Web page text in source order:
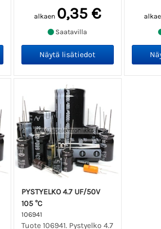
alkaen 0,35 €
Saatavilla
PYSTYELKO 4.7 UF/50V
105 °C
106941
Tuote 106941. Pystyelko 4.7